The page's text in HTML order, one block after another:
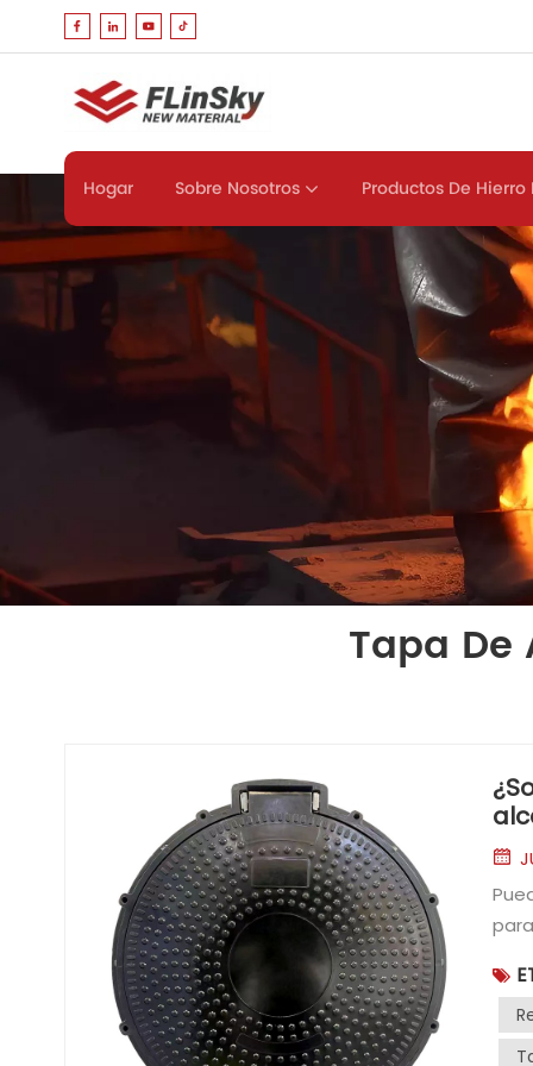
Hogar Sobre Nosotros Productos De Hierro
Tapa De
Puedes confiar en Tapas de alcantarilla compuestas y marcos para tapas de alcantarilla que mejoran la seguridad en espacios públicos y entornos laborales. Los materiales compuestos ofrecen un diseño ligero, resistencia a la corrosión y durabilidad. Estas características protegen a los trabajadores de lesiones por levantamiento de peso y previenen fallas relacionadas con la oxidación. Las superficies antideslizantes moldeadas garantizan un acceso peatonal más seguro, incluso en condiciones de humedad.Conclusiones claveLas tapas de alcantarilla compuestas son ligeras y fáciles de manipular, lo que reduce el riesgo de lesiones a los